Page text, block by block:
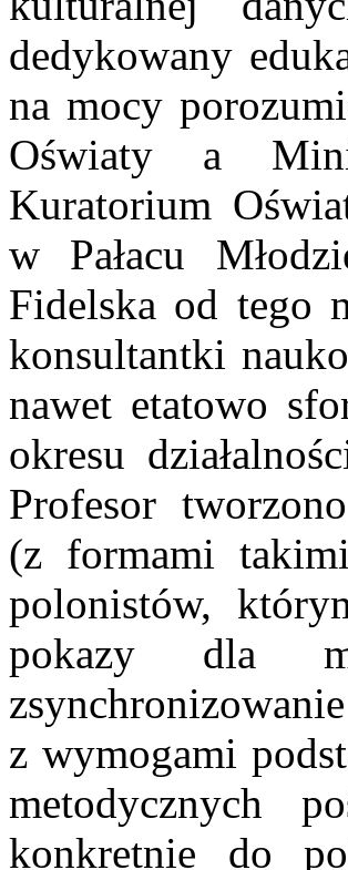
dedykowany
na mocy
Oświaty a
Kuratorium
w Pałacu
Fidelska od tego
konsultantki
nawet etatowo
okresu
Profesor
(z formami
polonistów,
pokazy dla
z wymogami
metodycznych
konkretnie do